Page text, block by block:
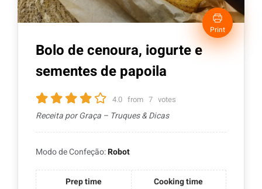
Print
Bolo de cenoura, iogurte e
sementes de papoila
4.0 from 7 votes
Receita por Graça – Truques & Dicas
Modo de Confeção:Robot
Prep time
Cooking time